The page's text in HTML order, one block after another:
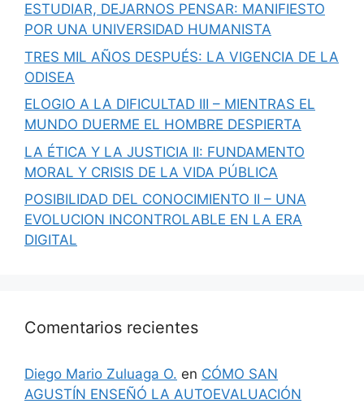
ESTUDIAR, DEJARNOS PENSAR: MANIFIESTO
POR UNA UNIVERSIDAD HUMANISTA
TRES MIL AÑOS DESPUÉS: LA VIGENCIA DE LA
ODISEA
ELOGIO A LA DIFICULTAD III – MIENTRAS EL
MUNDO DUERME EL HOMBRE DESPIERTA
LA ÉTICA Y LA JUSTICIA II: FUNDAMENTO
MORAL Y CRISIS DE LA VIDA PÚBLICA
POSIBILIDAD DEL CONOCIMIENTO II – UNA
EVOLUCION INCONTROLABLE EN LA ERA
DIGITAL
Comentarios recientes
Diego Mario Zuluaga O. en CÓMO SAN
AGUSTÍN ENSEÑÓ LA AUTOEVALUACIÓN